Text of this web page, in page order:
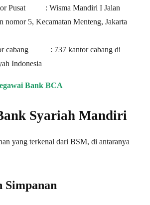
Pusat : Wisma Mandiri I Jalan
nomor 5, Kecamatan Menteng, Jakarta
cabang : 737 kantor cabang di
Indonesia
Bank BCA
Syariah Mandiri
yang terkenal dari BSM, di antaranya
Simpanan